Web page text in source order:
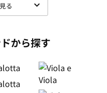
る
から探す